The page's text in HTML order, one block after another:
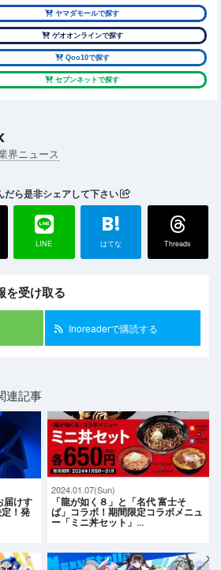
ヤマダモールで探す
ゲオオンラインで探す
Qoo10で探す
セブンネットで探す
界ニュース
だら是非シェアして下さい
LINE
B!
はてな Threads
を受け取る
Inoreaderで購読する
連記事
届けす
！発
2024.01.07(Sun)
「龍が如く８」と「名代 富士そ
ば」コラボ！期間限定コラボメニュ
ー「ミニ丼セット」…